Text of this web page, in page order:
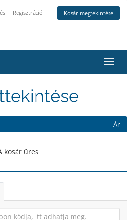
Regisztráció Kosár megtekintése
a
Ár
kosár üres